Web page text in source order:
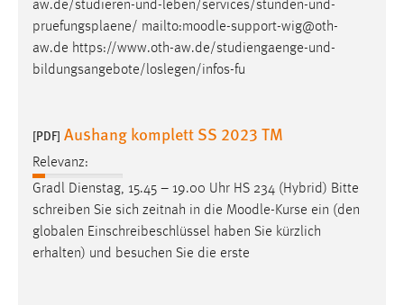
aw.de/studieren-und-leben/services/stunden-und-
pruefungsplaene/ mailto:moodle-support-wig@oth-
aw.de https://www.oth-aw.de/studiengaenge-und-
bildungsangebote/loslegen/infos-fu
[PDF] Aushang komplett SS 2023 TM
Relevanz:
Gradl Dienstag, 15.45 – 19.00 Uhr HS 234 (Hybrid) Bitte
schreiben Sie sich zeitnah in die Moodle-Kurse ein (den
globalen Einschreibeschlüssel haben Sie kürzlich
erhalten) und besuchen Sie die erste